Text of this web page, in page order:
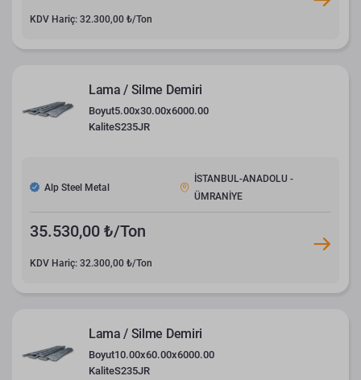
KDV Hariç: 32.300,00 ₺/Ton
Lama / Silme Demiri
Boyut5.00x30.00x6000.00
KaliteS235JR
Alp Steel Metal
İSTANBUL-ANADOLU -
ÜMRANİYE
35.530,00 ₺/Ton
KDV Hariç: 32.300,00 ₺/Ton
Lama / Silme Demiri
Boyut10.00x60.00x6000.00
KaliteS235JR